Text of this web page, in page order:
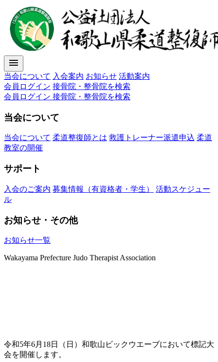
menu
当会について 入会案内 お知らせ 活動案内
会員ログイン 接骨院・整骨院を検索
会員ログイン 接骨院・整骨院を検索
当会について
当会について 柔道整復師とは 救護トレーナー派遣申込 柔道
教室の開催
サポート
入会のご案内 募集情報（有資格者・学生）
活動スケジュー
ル
お知らせ・その他
お知らせ一覧
Wakayama Prefecture Judo Therapist Association
令和5年6月18日（日）和歌山ビックウエーブにおいて標記大
会を開催します。